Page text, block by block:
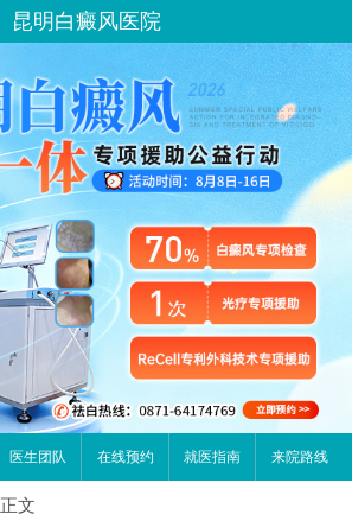
昆明白癜风医院
医生团队 在线预约 就医指南 来院路线
正文